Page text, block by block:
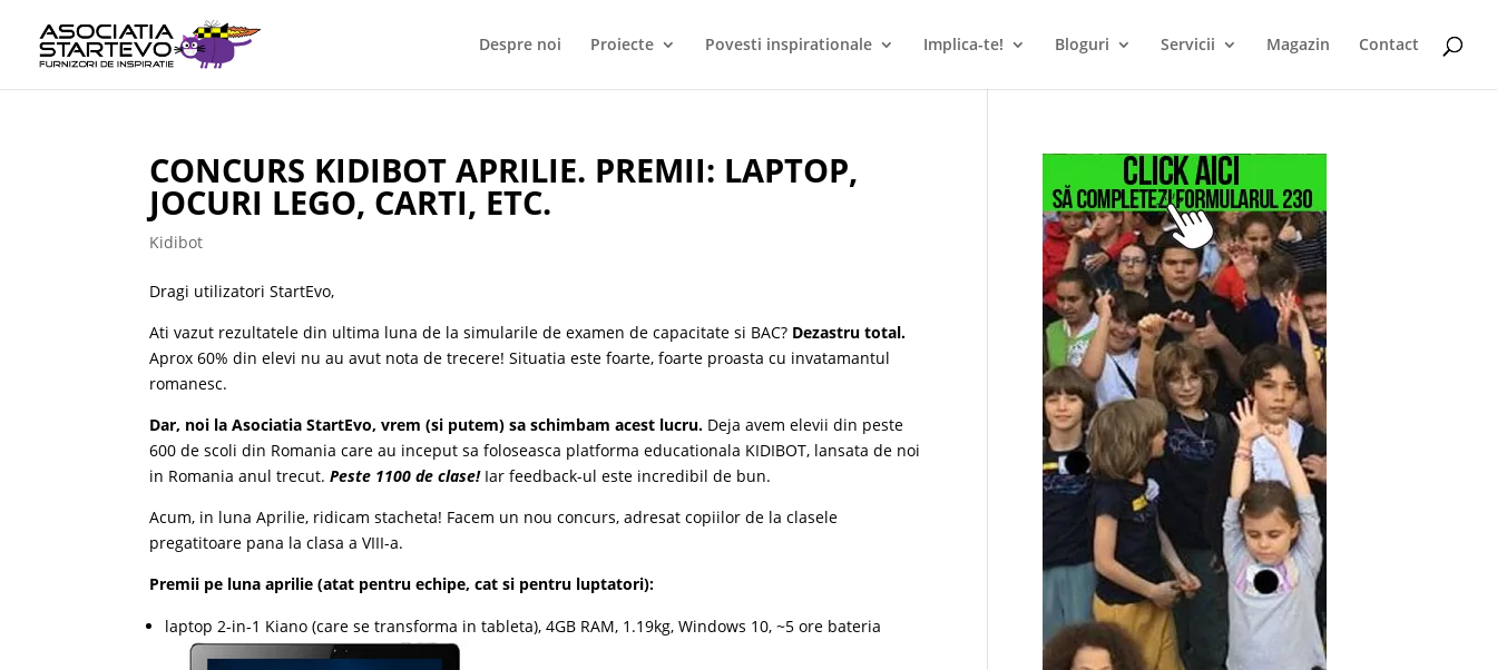
Despre noi Proiecte Povesti inspirationale Implica-te! Bloguri Servicii Magazin Contact
CONCURS KIDIBOT APRILIE. PREMII: LAPTOP,
JOCURI LEGO, CARTI, ETC.
Kidibot
Dragi utilizatori StartEvo,
Ati vazut rezultatele din ultima luna de la simularile de examen de capacitate si BAC? Dezastru total.
Aprox 60% din elevi nu au avut nota de trecere! Situatia este foarte, foarte proasta cu invatamantul
romanesc.
Dar, noi la Asociatia StartEvo, vrem (si putem) sa schimbam acest lucru. Deja avem elevii din peste
600 de scoli din Romania care au inceput sa foloseasca platforma educationala KIDIBOT, lansata de noi
in Romania anul trecut.Peste 1100 de clase! Iar feedback-ul este incredibil de bun.
Acum, in luna Aprilie, ridicam stacheta! Facem un nou concurs, adresat copiilor de la clasele
pregatitoare pana la clasa a VIII-a.
Premii pe luna aprilie (atat pentru echipe, cat si pentru luptatori):
laptop 2-in-1 Kiano (care se transforma in tableta), 4GB RAM, 1.19kg, Windows 10, ~5 ore bateria